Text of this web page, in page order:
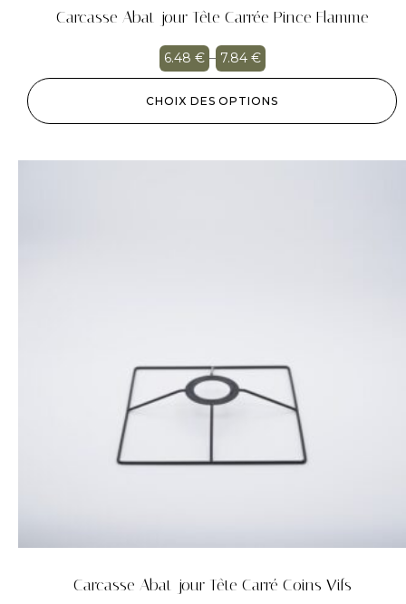
Carcasse Abat-jour Tête Carrée Pince Flamme
6.48 € – 7.84 €
CHOIX DES OPTIONS
Carcasse Abat-jour Tête Carré Coins Vifs